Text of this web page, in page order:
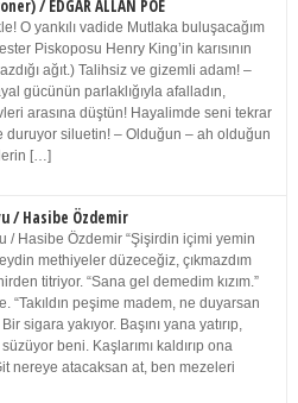
/ EDGAR ALLAN POE
O yankılı vadide Mutlaka buluşacağım
Piskoposu Henry King’in karısının
ağıt.) Talihsiz ve gizemli adam! –
gücünün parlaklığıyla afalladın,
arasına düştün! Hayalimde seni tekrar
duruyor siluetin! – Olduğun – ah olduğun
[…]
/ Hasibe Özdemir
/ Hasibe Özdemir “Şişirdin içimi yemin
methiyeler düzeceğiz, çıkmazdım
titriyor. “Sana gel demedim kızım.”
“Takıldın peşime madem, ne duyarsan
sigara yakıyor. Başını yana yatırıp,
beni. Kaşlarımı kaldırıp ona
nereye atacaksan at, ben mezeleri